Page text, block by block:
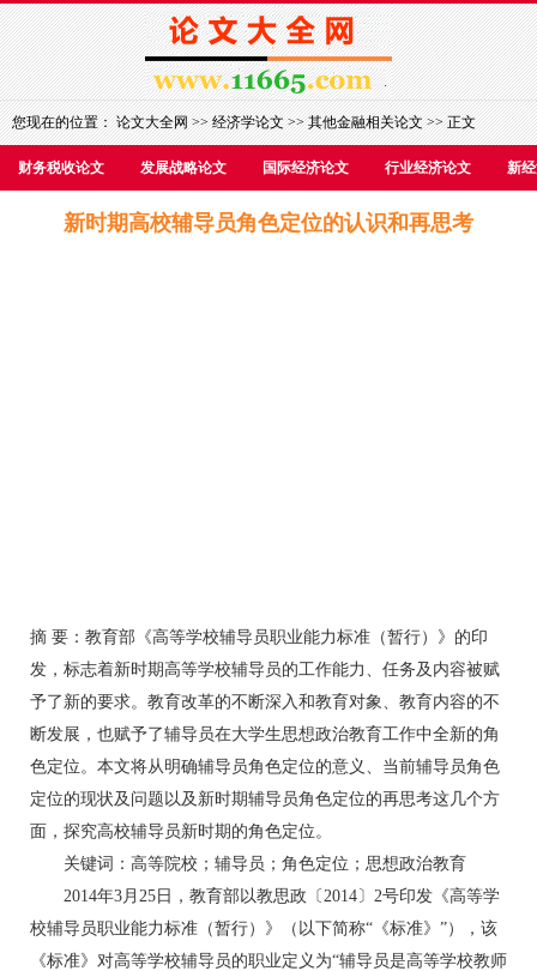
您现在的位置：论文大全网>>经济学论文>>其他金融相关论文>> 正文
财务税收论文 发展战略论文 国际经济论文 行业经济论文 新
新时期高校辅导员角色定位的认识和再思考
摘 要：教育部《高等学校辅导员职业能力标准（暂行）》的印
发，标志着新时期高等学校辅导员的工作能力、任务及内容被赋
予了新的要求。教育改革的不断深入和教育对象、教育内容的不
断发展，也赋予了辅导员在大学生思想政治教育工作中全新的角
色定位。本文将从明确辅导员角色定位的意义、当前辅导员角色
定位的现状及问题以及新时期辅导员角色定位的再思考这几个方
面，探究高校辅导员新时期的角色定位。
关键词：高等院校；辅导员；角色定位；思想政治教育
2014年3月25日，教育部以教思政〔2014〕2号印发《高等学
校辅导员职业能力标准（暂行）》（以下简称“《标准》”），该
《标准》对高等学校辅导员的职业定义为“辅导员是高等学校教师